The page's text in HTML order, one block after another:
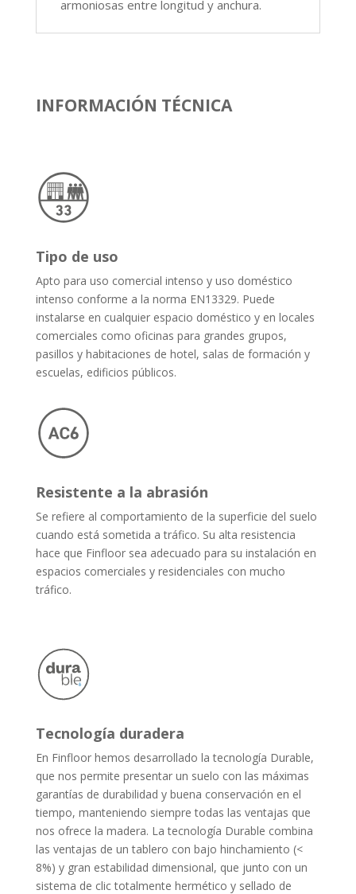
armoniosas entre longitud y anchura.
INFORMACIÓN TÉCNICA
Tipo de uso
Apto para uso comercial intenso y uso doméstico
intenso conforme a la norma EN13329. Puede
instalarse en cualquier espacio doméstico y en locales
comerciales como oficinas para grandes grupos,
pasillos y habitaciones de hotel, salas de formación y
escuelas, edificios públicos.
Resistente a la abrasión
Se refiere al comportamiento de la superficie del suelo
cuando está sometida a tráfico. Su alta resistencia
hace que Finfloor sea adecuado para su instalación en
espacios comerciales y residenciales con mucho
tráfico.
Tecnología duradera
En Finfloor hemos desarrollado la tecnología Durable,
que nos permite presentar un suelo con las máximas
garantías de durabilidad y buena conservación en el
tiempo, manteniendo siempre todas las ventajas que
nos ofrece la madera. La tecnología Durable combina
las ventajas de un tablero con bajo hinchamiento (<
8%) y gran estabilidad dimensional, que junto con un
sistema de clic totalmente hermético y sellado de